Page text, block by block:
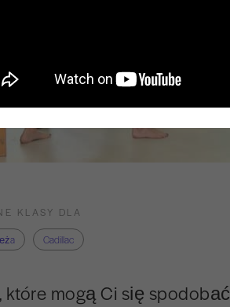
KLASY DLA
Cadillac
które mogą Ci się spodobać